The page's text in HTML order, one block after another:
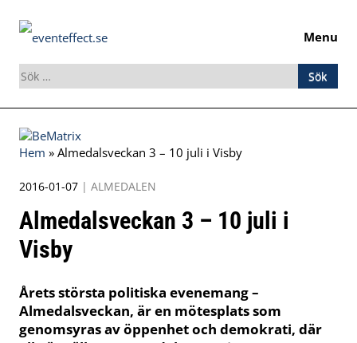
Menu
Sök
efter:
Skip
to
Hem » Almedalsveckan 3 – 10 juli i Visby
2016-01-07 | ALMEDALEN
Almedalsveckan 3 – 10 juli i
Visby
Årets största politiska evenemang –
Almedalsveckan, är en mötesplats som
genomsyras av öppenhet och demokrati, där